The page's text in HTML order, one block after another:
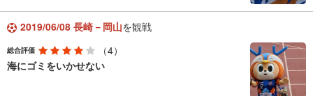
2019/06/08 長崎－岡山を観戦
総合評価
（4）
海にゴミをいかせない